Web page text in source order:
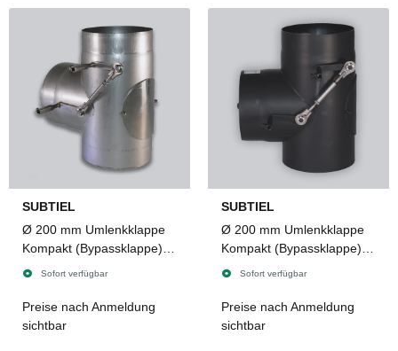
SUBTIEL
Ø 200 mm Umlenkklappe
Kompakt (Bypassklappe)
mit Revisionstür, 8 x 8 mm
dichtschließend, Edelstahl
2 mm
Sofort verfügbar
Preise nach Anmeldung
sichtbar
SUBTIEL
Ø 200 mm Umlenkklappe
Kompakt (Bypassklappe)
mit Revisionstür, 8 x 8 mm
dichtschließend,
Senotherm 2 mm
Sofort verfügbar
Preise nach Anmeldung
sichtbar